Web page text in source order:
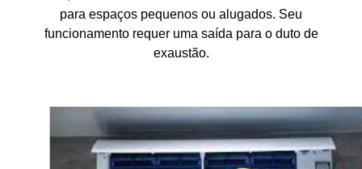
para espaços pequenos ou alugados. Seu
funcionamento requer uma saída para o duto de
exaustão.